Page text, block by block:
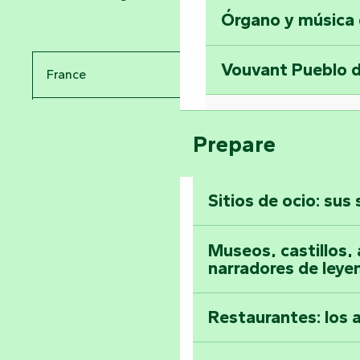
Suba a lo alto de
Órgano y
Vouvant Pueblo
Toda la agenda
Prepare
Sitios de ocio: sus
Museos, castillos,
narradores de
Restaurantes: los
France